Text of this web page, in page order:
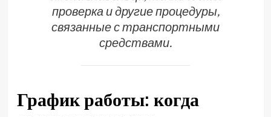
проверка и другие процедуры,
связанные с транспортными
средствами.
График работы: когда